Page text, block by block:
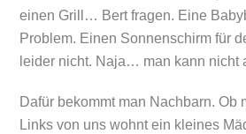
einen Grill… Bert fragen. Eine
Problem. Einen Sonnenschirm für
leider nicht. Naja… man kann nicht
Dafür bekommt man Nachbarn. Ob
Links von uns wohnt ein kleines